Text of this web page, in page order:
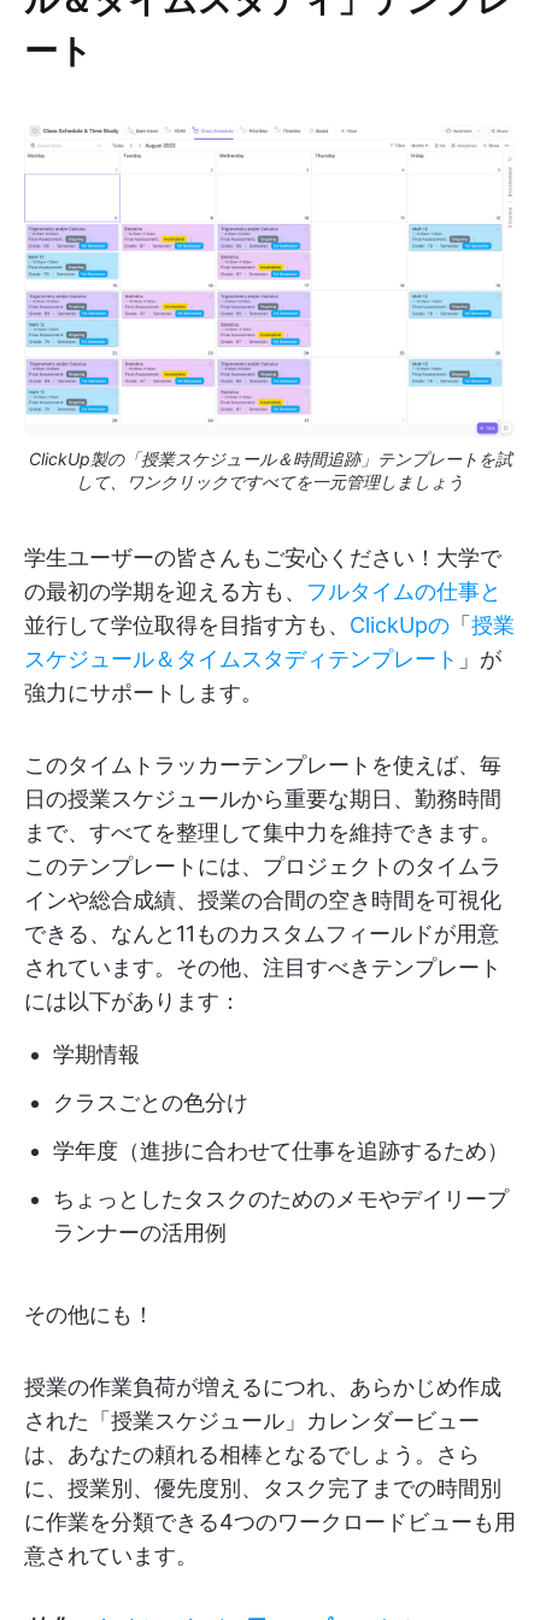
ート
ClickUp製の「授業スケジュール＆時間追跡」テンプレートを試
して、ワンクリックですべてを一元管理しましょう
学生ユーザーの皆さんもご安心ください！大学で
の最初の学期を迎える方も、 フルタイムの仕事と
並行して学位取得を目指す方も、 ClickUpの 「 授業
スケジュール＆タイムスタディテンプレート 」が
強力にサポートします。
このタイムトラッカーテンプレートを使えば、毎
日の授業スケジュールから重要な期日、勤務時間
まで、すべてを整理して集中力を維持できます。
このテンプレートには、プロジェクトのタイムラ
インや総合成績、授業の合間の空き時間を可視化
できる、なんと11ものカスタムフィールドが用意
されています。その他、注目すべきテンプレート
には以下があります：
学期情報
クラスごとの色分け
学年度（進捗に合わせて仕事を追跡するため）
ちょっとしたタスクのためのメモやデイリープ
ランナーの活用例
その他にも！
授業の作業負荷が増えるにつれ、あらかじめ作成
された「授業スケジュール」カレンダービュー
は、あなたの頼れる相棒となるでしょう。さら
に、授業別、優先度別、タスク完了までの時間別
に作業を分類できる4つのワークロードビューも用
意されています。